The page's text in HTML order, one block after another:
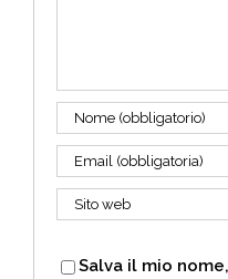
Salva il mio